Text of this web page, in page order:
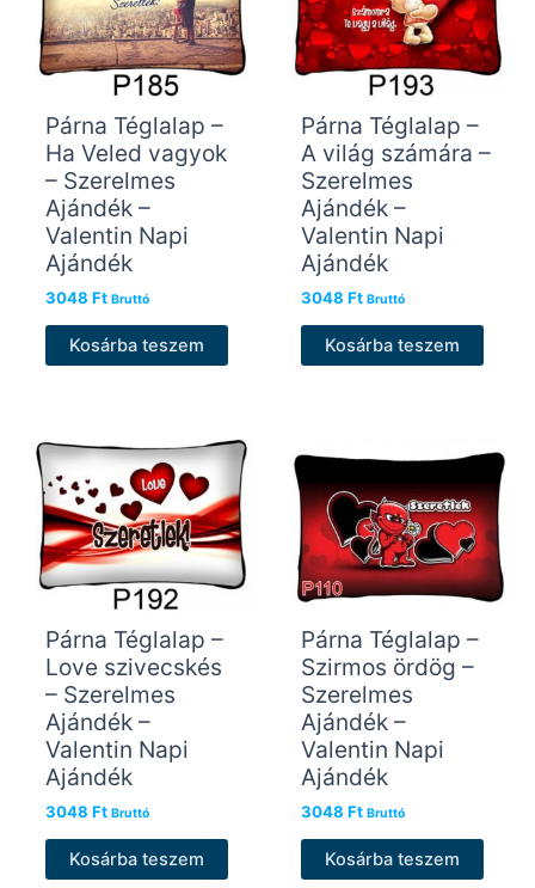
Párna Téglalap –
Ha Veled vagyok
– Szerelmes
Ajándék –
Valentin Napi
Ajándék
3048 Ft Bruttó
Kosárba teszem
Párna Téglalap –
A világ számára –
Szerelmes
Ajándék –
Valentin Napi
Ajándék
3048 Ft Bruttó
Kosárba teszem
Párna Téglalap –
Love szivecskés
– Szerelmes
Ajándék –
Valentin Napi
Ajándék
3048 Ft Bruttó
Kosárba teszem
Párna Téglalap –
Szirmos ördög –
Szerelmes
Ajándék –
Valentin Napi
Ajándék
3048 Ft Bruttó
Kosárba teszem